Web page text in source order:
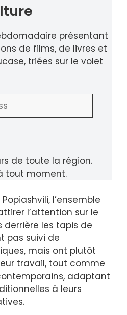
présentant
de films, de livres et
triées sur le volet
de toute la région.
tout moment.
l’ensemble
l’attention sur le
les tapis de
pas suivi de
mais ont plutôt
travail, tout comme
adaptant
à leurs